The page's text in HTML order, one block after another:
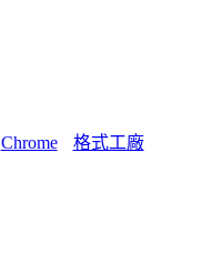
Chrome 格式工廠